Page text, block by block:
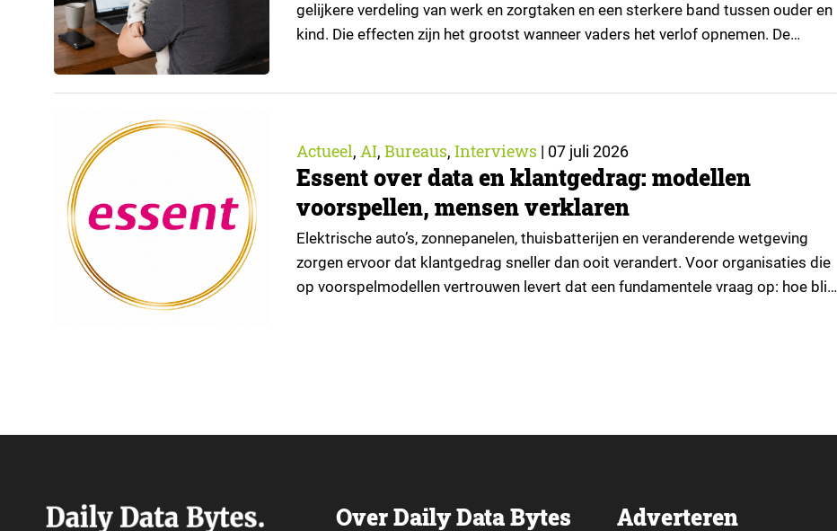
gelijkere verdeling van werk en zorgtaken en een sterkere band tussen ouder en
kind. Die effecten zijn het grootst wanneer vaders het verlof opnemen. De
Actueel, AI, Bureaus, Interviews | 07 juli 2026
Essent over data en klantgedrag: modellen
voorspellen, mensen verklaren
Elektrische auto’s, zonnepanelen, thuisbatterijen en veranderende wetgeving
zorgen ervoor dat klantgedrag sneller dan ooit verandert. Voor organisaties die
op voorspelmodellen vertrouwen levert dat een fundamentele vraag op: hoe blijf
Over Daily Data Bytes Adverteren